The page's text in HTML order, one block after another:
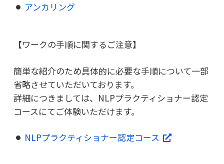
アンカリング
【ワークの手順に関するご注意】
簡単な紹介のため具体的に必要な手順について一部
省略させていただいております。
詳細につきましては、NLPプラクティショナー認定
コースにてご体験いただけます。
NLPプラクティショナー認定コース